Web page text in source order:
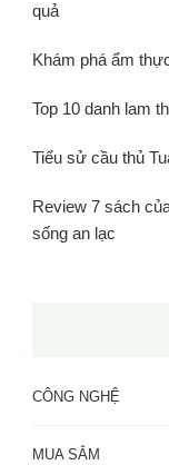
quả
Khám phá ẩm
Top 10 danh lam
Tiểu sử cầu thủ
Review 7 sách
sống an lạc
CÔNG NGHỆ
MUA SẮM